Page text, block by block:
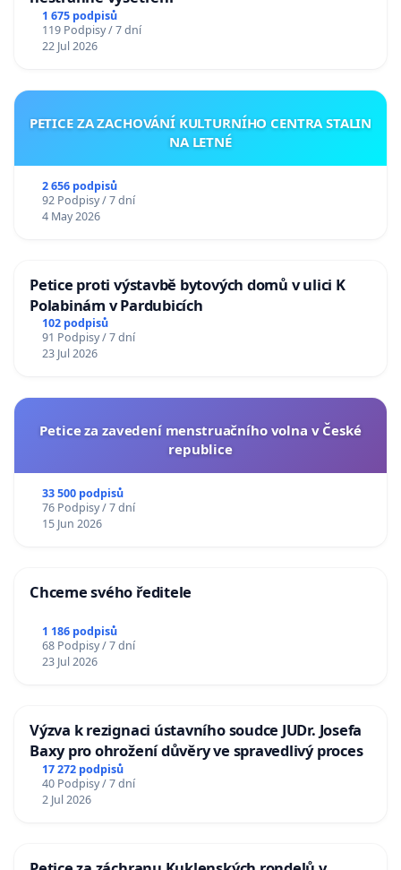
1 675 podpisů
119 Podpisy / 7 dní
22 Jul 2026
PETICE ZA ZACHOVÁNÍ KULTURNÍHO CENTRA STALIN
NA LETNÉ
2 656 podpisů
92 Podpisy / 7 dní
4 May 2026
Petice proti výstavbě bytových domů v ulici K
Polabinám v Pardubicích
102 podpisů
91 Podpisy / 7 dní
23 Jul 2026
Petice za zavedení menstruačního volna v České
republice
33 500 podpisů
76 Podpisy / 7 dní
15 Jun 2026
Chceme svého ředitele
1 186 podpisů
68 Podpisy / 7 dní
23 Jul 2026
Výzva k rezignaci ústavního soudce JUDr. Josefa
Baxy pro ohrožení důvěry ve spravedlivý proces
17 272 podpisů
40 Podpisy / 7 dní
2 Jul 2026